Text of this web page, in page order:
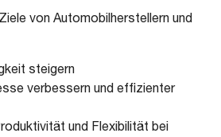
von Automobilherstellern und
steigern
verbessern und effizienter
und Flexibilität bei